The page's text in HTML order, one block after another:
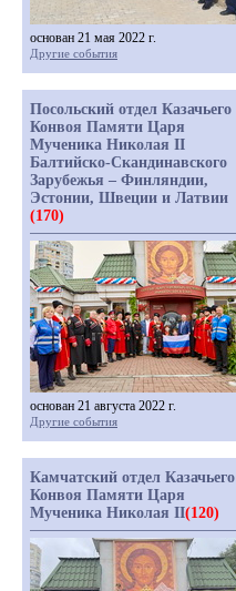
основан 21 мая 2022 г.
Другие события
Посольский отдел Казачьего
Конвоя Памяти Царя
Мученика Николая II
Балтийско-Скандинавского
Зарубежья – Финляндии,
Эстонии, Швеции и Латвии
(170)
основан 21 августа 2022 г.
Другие события
Камчатский отдел Казачьего
Конвоя Памяти Царя
Мученика Николая II(120)